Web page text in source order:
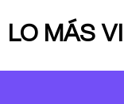
LO MÁS